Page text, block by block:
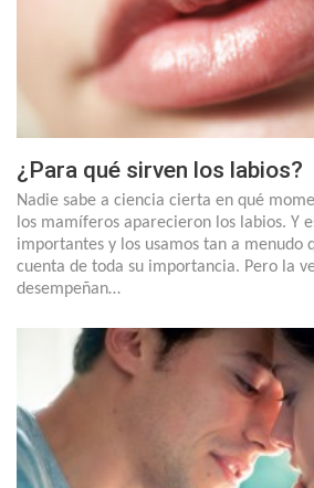
¿Para qué sirven los labios?
Nadie sabe a ciencia cierta en qué
los mamíferos aparecieron los labios. Y
importantes y los usamos tan a menudo
cuenta de toda su importancia. Pero la
desempeñan…